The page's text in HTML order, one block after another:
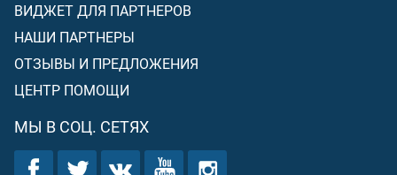
ВИДЖЕТ ДЛЯ ПАРТНЕРОВ
НАШИ ПАРТНЕРЫ
ОТЗЫВЫ И ПРЕДЛОЖЕНИЯ
ЦЕНТР ПОМОЩИ
МЫ В СОЦ. СЕТЯХ